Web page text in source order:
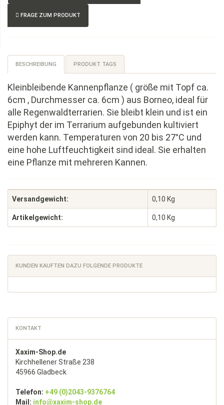
FRAGE ZUM PRODUKT
BESCHREIBUNG PRODUKT TAGS
Kleinbleibende Kannenpflanze ( größe mit Topf ca.
6cm , Durchmesser ca. 6cm ) aus Borneo, ideal für
alle Regenwaldterrarien. Sie bleibt klein und ist ein
Epiphyt der im Terrarium aufgebunden kultiviert
werden kann. Temperaturen von 20 bis 27°C und
eine hohe Luftfeuchtigkeit sind ideal. Sie erhalten
eine Pflanze mit mehreren Kannen.
Versandgewicht: 0,10 Kg
Artikelgewicht: 0,10 Kg
KUNDEN KAUFTEN DAZU FOLGENDE PRODUKTE
KONTAKT
Xaxim-Shop.de
Kirchhellener Straße 238
45966 Gladbeck
Telefon: +49 (0)2043-9376764
Mail: info@xaxim-shop.de